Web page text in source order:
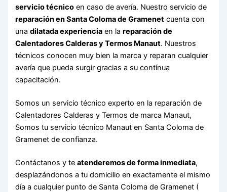
servicio técnico en caso de avería. Nuestro servicio de
reparación en Santa Coloma de Gramenet cuenta con
unadilatada experiencia en lareparación de
Calentadores Calderas y Termos Manaut. Nuestros
técnicos conocen muy bien la marca y reparan cualquier
avería que pueda surgir gracias a su contínua
capacitación.
Somos un servicio técnico experto en la reparación de
Calentadores Calderas y Termos de marca Manaut,
Somos tu servicio técnico Manaut en Santa Coloma de
Gramenet de confianza.
Contáctanos y teatenderemos de forma inmediata,
desplazándonos a tu domicilio en exactamente el mismo
día a cualquier punto de Santa Coloma de Gramenet (